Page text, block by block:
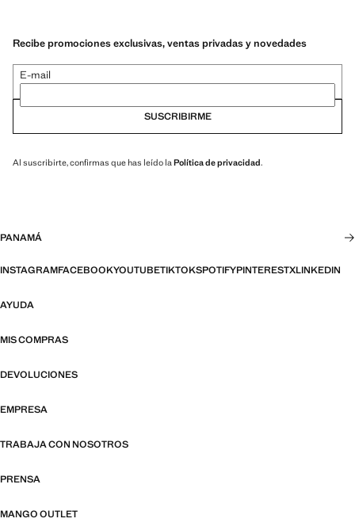
Recibe promociones exclusivas, ventas privadas y novedades
E-mail
SUSCRIBIRME
Al suscribirte, confirmas que has leído laPolítica de privacidad.
PANAMÁ
INSTAGRAMFACEBOOKYOUTUBETIKTOKSPOTIFYPINTERESTXLINKEDIN
AYUDA
MIS COMPRAS
DEVOLUCIONES
EMPRESA
TRABAJA CON NOSOTROS
PRENSA
MANGO OUTLET